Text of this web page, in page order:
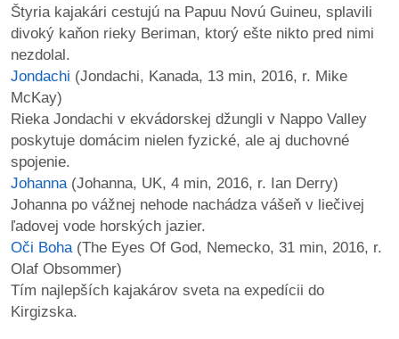
Štyria kajakári cestujú na Papuu Novú Guineu, splavili
divoký kaňon rieky Beriman, ktorý ešte nikto pred nimi
nezdolal.
Jondachi (Jondachi, Kanada, 13 min, 2016, r. Mike
McKay)
Rieka Jondachi v ekvádorskej džungli v Nappo Valley
poskytuje domácim nielen fyzické, ale aj duchovné
spojenie.
Johanna (Johanna, UK, 4 min, 2016, r. Ian Derry)
Johanna po vážnej nehode nachádza vášeň v liečivej
ľadovej vode horských jazier.
Oči Boha (The Eyes Of God, Nemecko, 31 min, 2016, r.
Olaf Obsommer)
Tím najlepších kajakárov sveta na expedícii do
Kirgizska.